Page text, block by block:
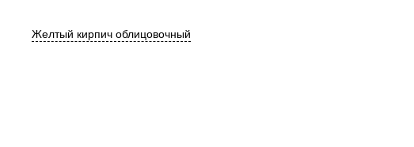
Желтый кирпич облицовочный